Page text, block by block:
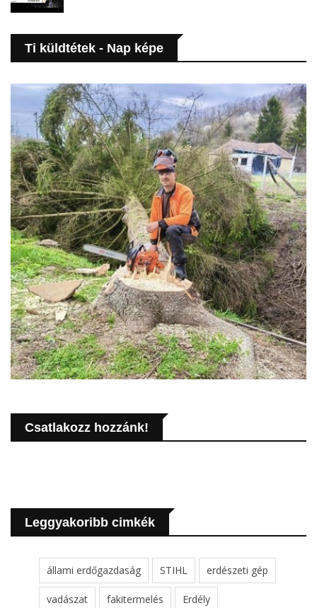
Ti küldtétek - Nap képe
Csatlakozz hozzánk!
Leggyakoribb cimkék
állami erdőgazdaság STIHL erdészeti gép
vadászat fakitermelés Erdély